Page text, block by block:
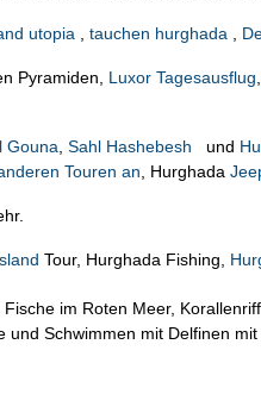
utopia tauchen hurghada
Pyramiden, Luxor Tagesausflug
Gouna Sahl Hashebesh und
Touren an , Hurghada
Tour, Hurghada Fishing,
im Roten Meer,
und Schwimmen mit Delfinen